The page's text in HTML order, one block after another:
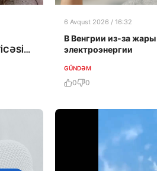
6 Avqust 2026 / 16:32
В Венгрии из-за
электроэнергии
GÜNDƏM
0 0